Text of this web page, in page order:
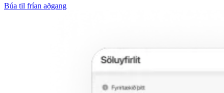
Búa til frían aðgang